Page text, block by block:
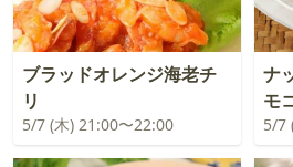
ブラッドオレンジ海老チ
リ
5/7 (木) 21:00〜22:00
ナ
モ
5/7